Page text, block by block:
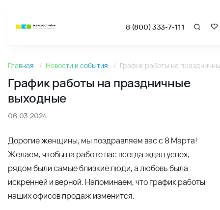
8 (800) 333-7-111
Новости
Главная Новости и события График работы на
График работы на праздничные
выходные
06.03.2024
Дорогие женщины, мы поздравляем вас с 8 Марта!
Желаем, чтобы на работе вас всегда ждал успех,
рядом были самые близкие люди, а любовь была
искренней и верной. Напоминаем, что график работы
наших офисов продаж изменится.